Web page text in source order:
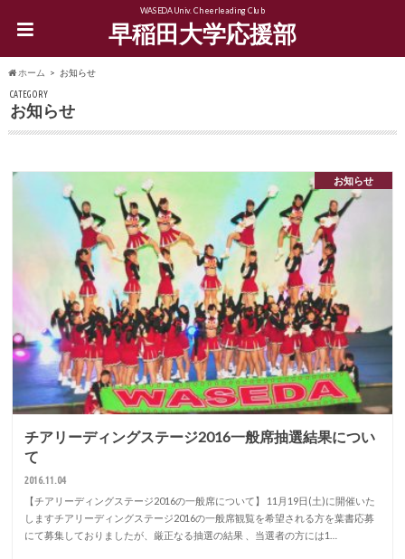
WASEDA Univ. Cheerleading Club
早稲田大学応援部
ホーム お知らせ
CATEGORY
お知らせ
お知らせ
チアリーディングステージ2016一般席抽選結果につい
て
2016.11.04
【チアリーディングステージ2016の一般席について】 11月19日(土)に開催いた
しますチアリーディングステージ2016の一般席観覧を希望される方を葉書応募
にて募集しておりましたが、厳正なる抽選の結果 、当選者の方には1…